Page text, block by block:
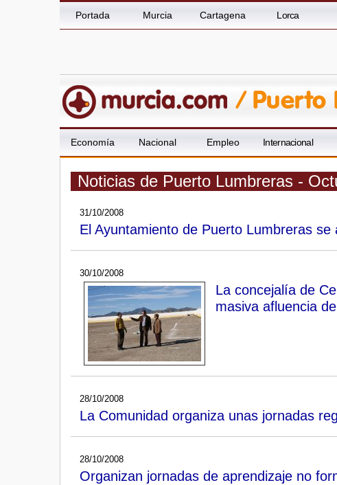
Portada Murcia Cartagena Lorca
Economía Nacional Empleo Internacional
Noticias de Puerto Lumbreras -
31/10/2008
El Ayuntamiento de Puerto Lumbreras
30/10/2008
La concejalía de
masiva afluencia
28/10/2008
La Comunidad organiza unas jornadas
28/10/2008
Organizan jornadas de aprendizaje no